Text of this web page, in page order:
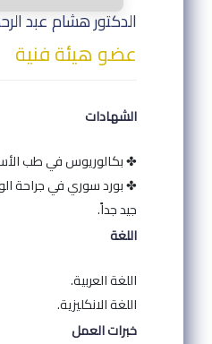
الدكتور هشام عبد
عضو هيئة فنية
الشهادات
✤ بكالوريوس في طب
✤ بورد سوري في جراحة
جيد جداً.
اللغة
اللغة العربية.
اللغة الانكليزية.
خبرات العمل